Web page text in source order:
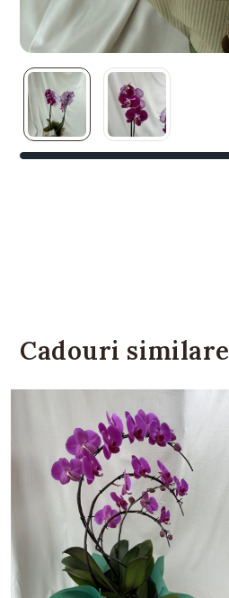
Cadouri similare